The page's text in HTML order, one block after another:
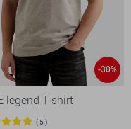
-30%
legend T-shirt
5